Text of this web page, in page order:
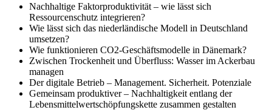
Nachhaltige Faktorproduktivität – wie lässt sich
Ressourcenschutz integrieren?
Wie lässt sich das niederländische Modell in Deutschland
umsetzen?
Wie funktionieren CO2-Geschäftsmodelle in Dänemark?
Zwischen Trockenheit und Überfluss: Wasser im Ackerbau
managen
Der digitale Betrieb – Management. Sicherheit. Potenziale
Gemeinsam produktiver – Nachhaltigkeit entlang der
Lebensmittelwertschöpfungskette zusammen gestalten